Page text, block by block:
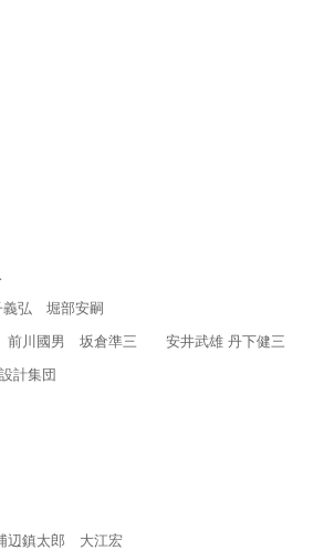
弘 堀部安嗣
川國男 坂倉準三 安井武雄 丹下健三
計集団
鎮太郎 大江宏